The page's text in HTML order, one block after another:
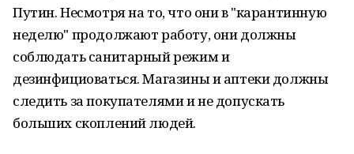
Путин. Несмотря на то, что они в "карантинную
неделю" продолжают работу, они должны
соблюдать санитарный режим и
дезинфициоваться. Магазины и аптеки должны
следить за покупателями и не допускать
больших скоплений людей.